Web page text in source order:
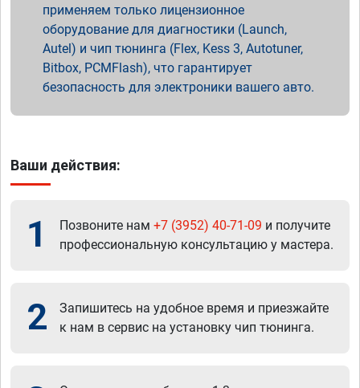
применяем только лицензионное
оборудование для диагностики (Launch,
Autel) и чип тюнинга (Flex, Kess 3, Autotuner,
Bitbox, PCMFlash), что гарантирует
безопасность для электроники вашего авто.
Ваши действия:
1 Позвоните нам +7 (3952) 40-71-09 и получите
профессиональную консультацию у мастера.
2
Запишитесь на удобное время и приезжайте
к нам в сервис на установку чип тюнинга.